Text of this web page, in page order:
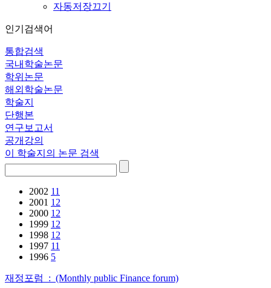
자동저장끄기
인기검색어
통합검색
국내학술논문
학위논문
해외학술논문
학술지
단행본
연구보고서
공개강의
이 학술지의 논문 검색
2002 11
2001 12
2000 12
1999 12
1998 12
1997 11
1996 5
재정포럼 : (Monthly public Finance forum)